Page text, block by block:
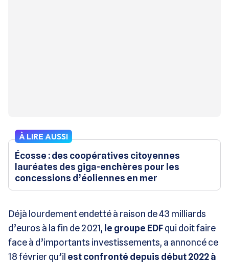
À LIRE AUSSI
Écosse : des coopératives citoyennes
lauréates des giga-enchères pour les
concessions d’éoliennes en mer
Déjà lourdement endetté à raison de 43 milliards
d’euros à la fin de 2021, le groupe EDFqui doit faire
face à d’importants investissements, a annoncé ce
18 février qu’il est confronté depuis début 2022 à